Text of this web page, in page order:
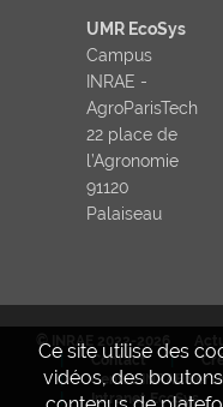
Ce site utilise des
vidéos, des
UMR EcoSys
Campus
INRAE -
AgroParisTech
22 place de
l’Agronomie
91120
Palaiseau
© INRAE 2022-2026
Contact
Centre INRAE
Intranet EcoSys